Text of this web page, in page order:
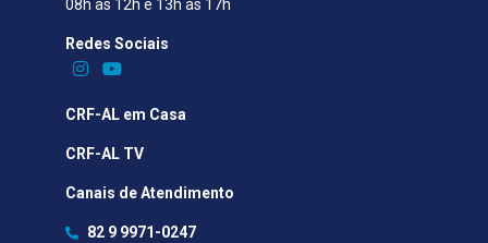
08h às 12h e 13h às 17h
Redes Sociais​
CRF-AL em Casa
CRF-AL TV
Canais de Atendimento
82 9 9971-0247